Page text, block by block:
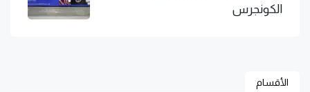
الكونجرس
الأقسام